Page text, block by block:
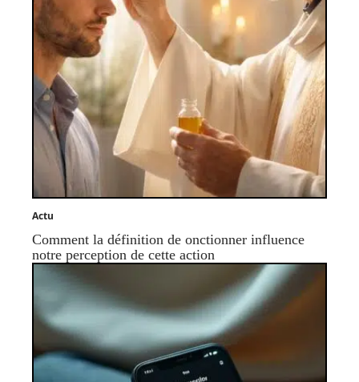
Actu
Comment la définition de onctionner influence
notre perception de cette action